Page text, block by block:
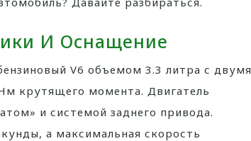
И Оснащение
V6 объемом 3.3 литра с двумя
крутящего момента. Двигатель
и системой заднего привода.
а максимальная скорость